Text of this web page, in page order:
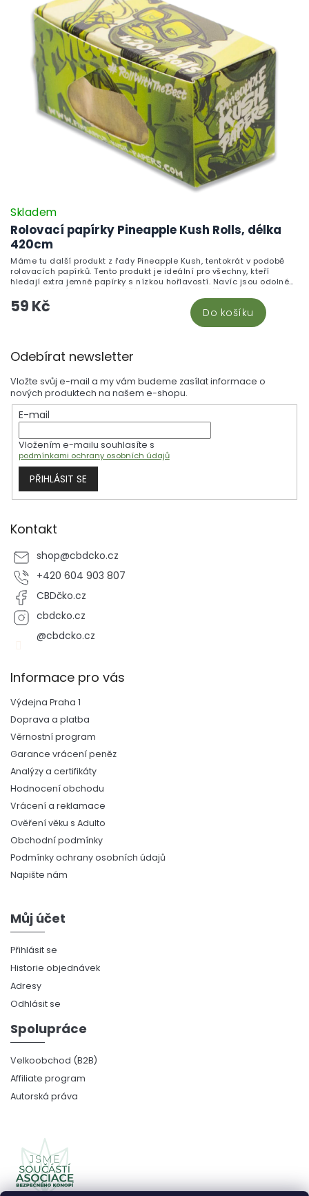
Rolovací papírky Pineapple Kush Rolls, délka
420cm
Skladem
59 Kč Do košíku
Máme tu další produkt z řady Pineapple Kush, tentokrát v podobě
rolovacích papírků. Tento produkt je ideální pro všechny, kteří
hledají extra jemné papírky s nízkou hořlavostí. Navíc jsou odolné
proti roztržení a neobsahují žádná barviva ani přísady.
Odebírat newsletter
Vložte svůj e-mail a my vám budeme zasílat informace o
nových produktech na našem e-shopu.
E-mail
Vložením e-mailu souhlasíte s
podmínkami ochrany osobních údajů
PŘIHLÁSIT SE
Kontakt
shop@cbdcko.cz
+420 604 903 807
CBDčko.cz
cbdcko.cz
@cbdcko.cz
Informace pro vás
Výdejna Praha 1
Doprava a platba
Věrnostní program
Garance vrácení peněz
Analýzy a certifikáty
Hodnocení obchodu
Vrácení a reklamace
Ověření věku s Adulto
Obchodní podmínky
Podmínky ochrany osobních údajů
Napište nám
Můj účet
Přihlásit se
Historie objednávek
Adresy
Odhlásit se
Spolupráce
Velkoobchod (B2B)
Affiliate program
Autorská práva